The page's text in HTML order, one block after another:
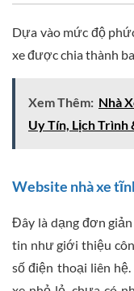
Dựa vào mức độ
xe được chia thành
Xem Thêm: Nhà
Uy Tín, Lịch Trình
Website nhà xe
Đây là dạng đơn
tin như giới thiệu
số điện thoại liên